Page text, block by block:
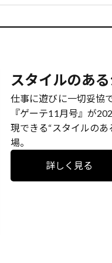
スタイルのあ
仕事に遊びに一切妥協
『ゲーテ11月号』が
現できる“スタイルの
場。
詳しく見る